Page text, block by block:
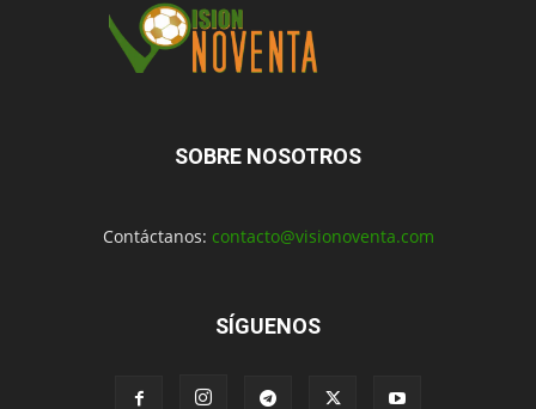
SOBRE NOSOTROS
Contáctanos: contacto@visionoventa.com
SÍGUENOS